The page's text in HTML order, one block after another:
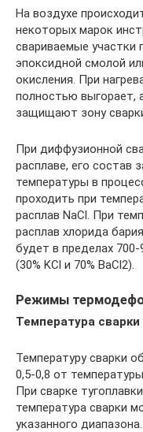
На воздухе
некоторых марок
свариваемые участки
эпоксидной смолой
окисления. При
полностью выгорает,
защищают зону
При диффузионной
расплаве, его состав
температуры в
проходить при
расплав NaCl. При
расплав хлорида
будет в пределах
(30% KCl и 70% BaCl2).
Режимы
Температура сварки
Температуру сварки
0,5-0,8 от
При сварке
температура сварки
указанного диапазона.